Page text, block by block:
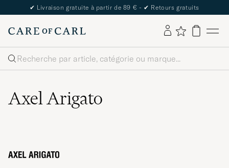
The Care of Carl Passport
Rechercher
Axel Arigato